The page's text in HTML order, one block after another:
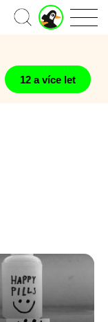
J
u
o
r
ú
12 a více let